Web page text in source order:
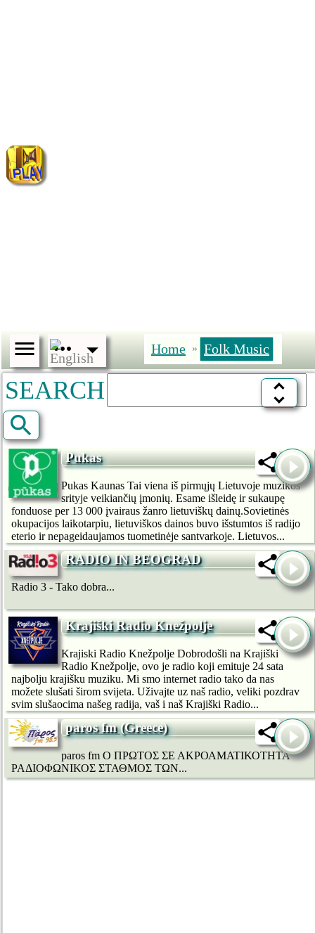
Home » Folk Music
SEARCH
Pukas
Pukas Kaunas Tai viena iš pirmųjų Lietuvoje muzikos
srityje veikiančių įmonių. Esame išleidę ir sukaupę
fonduose per 13 000 įvairaus žanro lietuviškų dainų.Sovietinės
okupacijos laikotarpiu, lietuviškos dainos buvo išstumtos iš radijo
eterio ir nepageidaujamos tuometinėje santvarkoje. Lietuvos...
RADIO IN BEOGRAD
Radio 3 - Tako dobra...
Krajiški Radio Knežpolje
Krajiski Radio Knežpolje Dobrodošli na Krajiški
Radio Knežpolje, ovo je radio koji emituje 24 sata
najbolju krajišku muziku. Mi smo internet radio tako da nas
možete slušati širom svijeta. Uživajte uz naš radio, veliki pozdrav
svim slušaocima našeg radija, vaš i naš Krajiški Radio...
paros fm (Greece)
paros fm Ο ΠΡΩΤΟΣ ΣΕ ΑΚΡΟΑΜΑΤΙΚΟΤΗΤΑ
ΡΑΔΙΟΦΩΝΙΚΟΣ ΣΤΑΘΜΟΣ ΤΩΝ...